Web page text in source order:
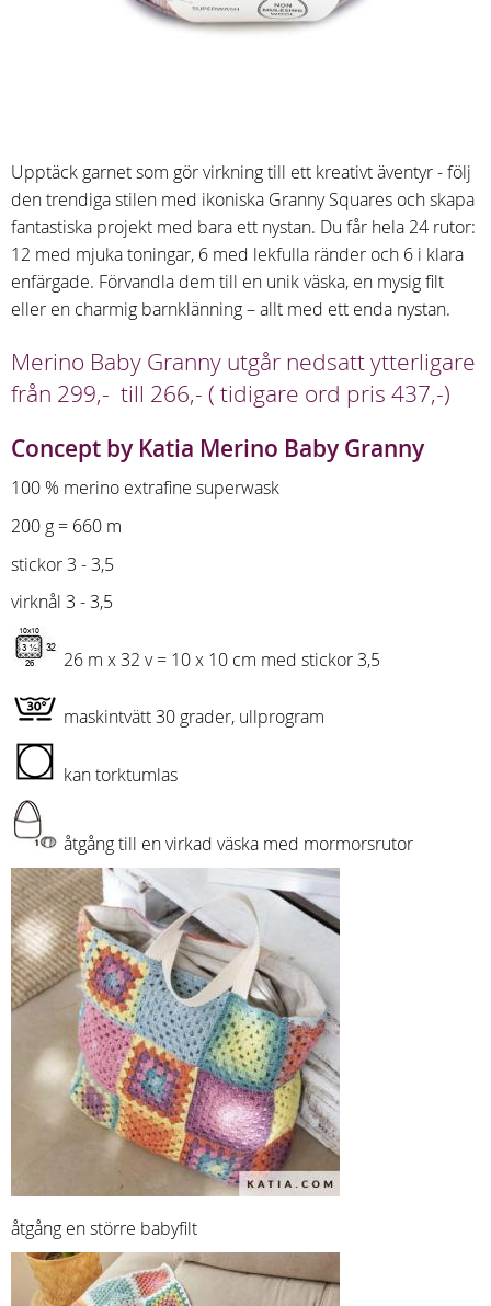
Upptäck garnet som gör virkning till ett kreativt äventyr - följ
den trendiga stilen med ikoniska Granny Squares och skapa
fantastiska projekt med bara ett nystan. Du får hela 24 rutor:
12 med mjuka toningar, 6 med lekfulla ränder och 6 i klara
enfärgade. Förvandla dem till en unik väska, en mysig filt
eller en charmig barnklänning – allt med ett enda nystan.
Merino Baby Granny utgår nedsatt ytterligare
från 299,- till 266,- ( tidigare ord pris 437,-)
Concept by Katia Merino Baby Granny
100 % merino extrafine superwask
200 g = 660 m
stickor 3 - 3,5
virknål 3 - 3,5
26 m x 32 v = 10 x 10 cm med stickor 3,5
maskintvätt 30 grader, ullprogram
kan torktumlas
åtgång till en virkad väska med mormorsrutor
åtgång en större babyfilt